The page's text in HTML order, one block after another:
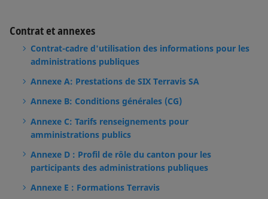
Contrat et annexes
Contrat-cadre d'utilisation des informations pour les
administrations publiques
Annexe A: Prestations de SIX Terravis SA
Annexe B: Conditions générales (CG)
Annexe C: Tarifs renseignements pour
amministrations publics
Annexe D : Profil de rôle du canton pour les
participants des administrations publiques
Annexe E : Formations Terravis